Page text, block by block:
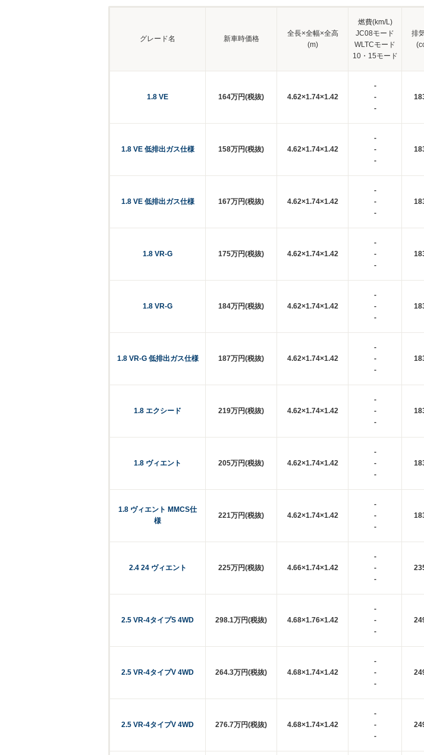
グレード名 新車時価格
全長×全幅×全高
(m)
燃費(km/L)
JC08モード
WLTCモード
10・15モード
排
1.8 VE 164万円(税抜) 4.62×1.74×1.42
-
-
-
1.8 VE 低排出ガス仕様 158万円(税抜) 4.62×1.74×1.42
-
-
-
1.8 VE 低排出ガス仕様 167万円(税抜) 4.62×1.74×1.42
-
-
-
1.8 VR-G 175万円(税抜) 4.62×1.74×1.42
-
-
-
1.8 VR-G 184万円(税抜) 4.62×1.74×1.42
-
-
-
1.8 VR-G 低排出ガス仕様 187万円(税抜) 4.62×1.74×1.42
-
-
-
1.8 エクシード 219万円(税抜) 4.62×1.74×1.42
-
-
-
1.8 ヴィエント 205万円(税抜) 4.62×1.74×1.42
-
-
-
1.8 ヴィエント MMCS仕
様
221万円(税抜) 4.62×1.74×1.42
-
-
-
2.4 24 ヴィエント 225万円(税抜) 4.66×1.74×1.42
-
-
-
2.5 VR-4タイプS 4WD 298.1万円(税抜) 4.68×1.76×1.42
-
-
-
2.5 VR-4タイプV 4WD 264.3万円(税抜) 4.68×1.74×1.42
-
-
-
2.5 VR-4タイプV 4WD 276.7万円(税抜) 4.68×1.74×1.42
-
-
-